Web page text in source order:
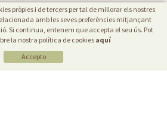
PROTECCIÓ DE DADES
pròpies i de tercers per tal de millorar els nostres
amb les seves preferències mitjançant
Si continua, entenem que accepta el seu ús. Pot
la nostra política de cookies aquí
Accepto